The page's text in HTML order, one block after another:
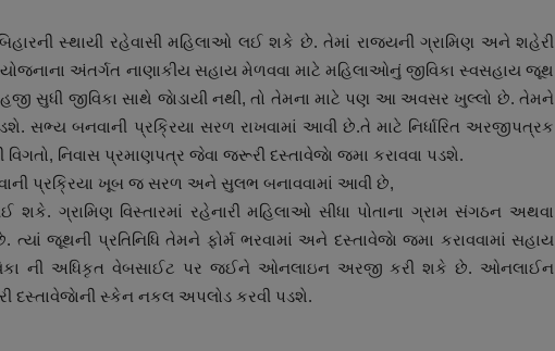
સ્થાયી રહેવાસી મહિલાઓ લઈ શકે છે. તેમાં રાજ્યની ગ્રામિણ અને શહેરી
અંતર્ગત નાણાકીય સહાય મેળવવા માટે મહિલાઓનું જીવિકા સ્વસહાય જૂથ
સુધી જીવિકા સાથે જાેડાયી નથી, તો તેમના માટે પણ આ અવસર ખુલ્લો છે. તેમને
સભ્ય બનવાની પ્રક્રિયા સરળ રાખવામાં આવી છે.તે માટે નિર્ધારિત અરજીપત્રક
નિવાસ પ્રમાણપત્ર જેવા જરૂરી દસ્તાવેજાે જમા કરાવવા પડશે.
પ્રક્રિયા ખૂબ જ સરળ અને સુલભ બનાવવામાં આવી છે,
ગ્રામિણ વિસ્તારમાં રહેનારી મહિલાઓ સીધા પોતાના ગ્રામ સંગઠન અથવા
જૂથની પ્રતિનિધિ તેમને ફોર્મ ભરવામાં અને દસ્તાવેજાે જમા કરાવવામાં સહાય
ની અધિકૃત વેબસાઈટ પર જઈને ઓનલાઇન અરજી કરી શકે છે. ઓનલાઈન
દસ્તાવેજાેની સ્કેન નકલ અપલોડ કરવી પડશે.
રાષ્ટ્રીય